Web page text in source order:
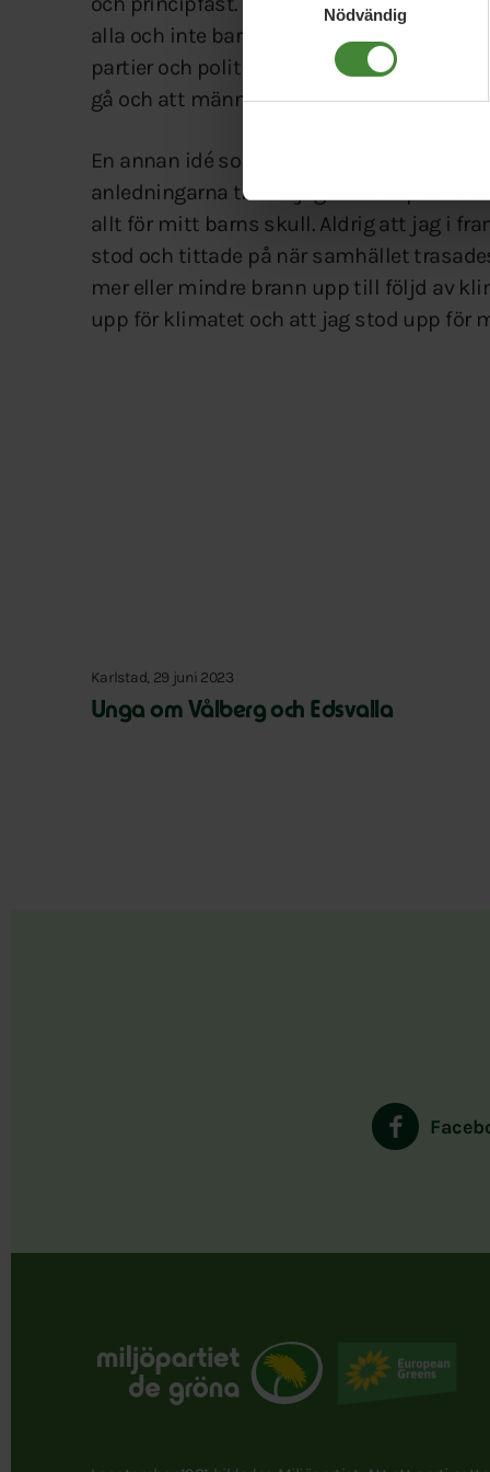
Nödvändig
alla och inte bara den som är
partier och politiker som visar ryggrad
gå och att människovärden inte kan
En annan idé som format partiet är
anledningarna till att jag vill kämpa för
allt för mitt barns skull. Aldrig att jag i
stod och tittade på när samhället
mer eller mindre brann upp till följd av
upp för klimatet och att jag stod upp för
Karlstad, 29 juni 2023
Unga om Vålberg och Edsvalla